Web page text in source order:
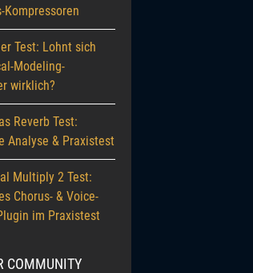
Kompressoren
Test: Lohnt sich
Modeling-
wirklich?
Reverb Test:
Analyse & Praxistest
Multiply 2 Test:
Chorus- & Voice-
im Praxistest
COMMUNITY